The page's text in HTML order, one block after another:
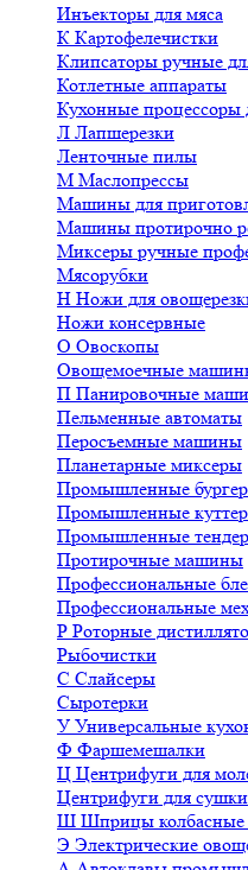
Инъекторы для мяса
К Картофелечистки
Клипсаторы ручные
Котлетные аппараты
Кухонные процессоры
Л Лапшерезки
Ленточные пилы
М Маслопрессы
Машины для
Машины протирочно
Миксеры ручные
Мясорубки
Н Ножи для
Ножи консервные
О Овоскопы
Овощемоечные
П Панировочные
Пельменные автоматы
Перосъемные машины
Планетарные миксеры
Промышленные
Промышленные
Промышленные
Протирочные машины
Профессиональные
Профессиональные
Р Роторные
Рыбочистки
С Слайсеры
Сыротерки
У Универсальные
Ф Фаршемешалки
Ц Центрифуги для
Центрифуги для сушки
Ш Шприцы колбасные
Э Электрические